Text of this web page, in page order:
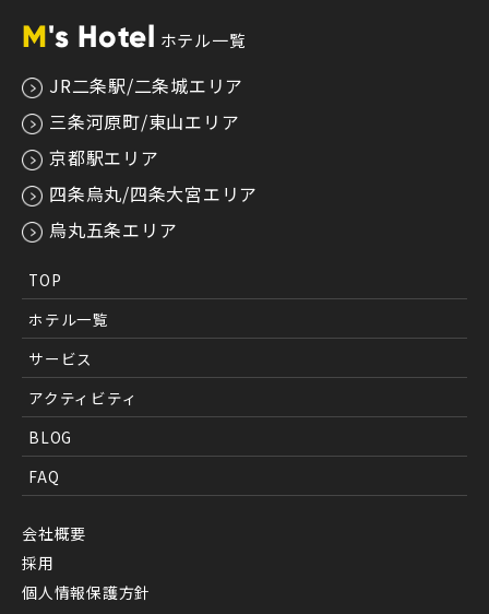
TOP
ホテル一覧
サービス
アクティビティ
BLOG
FAQ
会社概要
採用
個人情報保護方針
M's Hotel ホテル一覧
JR二条駅/二条城エリア
三条河原町/東山エリア
京都駅エリア
四条烏丸/四条大宮エリア
烏丸五条エリア